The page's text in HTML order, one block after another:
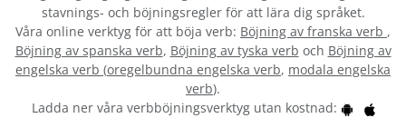
stavnings- och böjningsregler för att lära dig språket.
Våra online verktyg för att böja verb: Böjning av franska verb ,
Böjning av spanska verb, Böjning av tyska verb och Böjning av
engelska verb (oregelbundna engelska verb, modala engelska
verb).
Ladda ner våra verbböjningsverktyg utan kostnad: